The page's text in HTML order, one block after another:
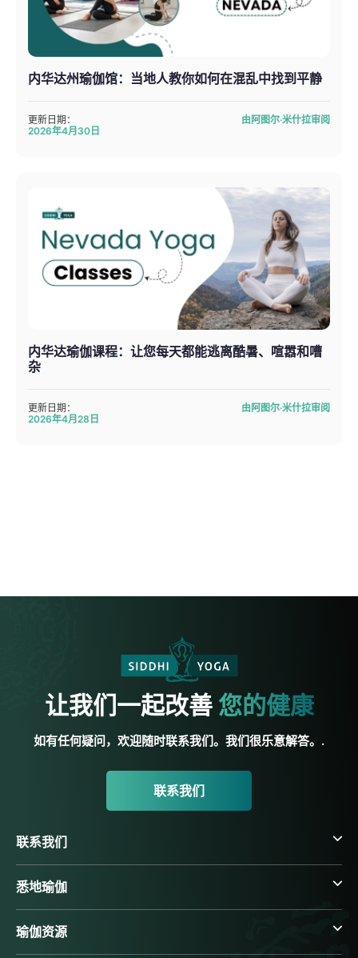
内华达州瑜伽馆：当地人教你如何在混乱中找到平静
更新日期：
2026年4月30日
由阿图尔·米什拉审阅
内华达瑜伽课程：让您每天都能逃离酷暑、喧嚣和嘈
杂
更新日期：
2026年4月28日
由阿图尔·米什拉审阅
让我们一起改善 您的健康
如有任何疑问，欢迎随时联系我们。我们很乐意解答。.
联系我们
联系我们
悉地瑜伽
瑜伽资源